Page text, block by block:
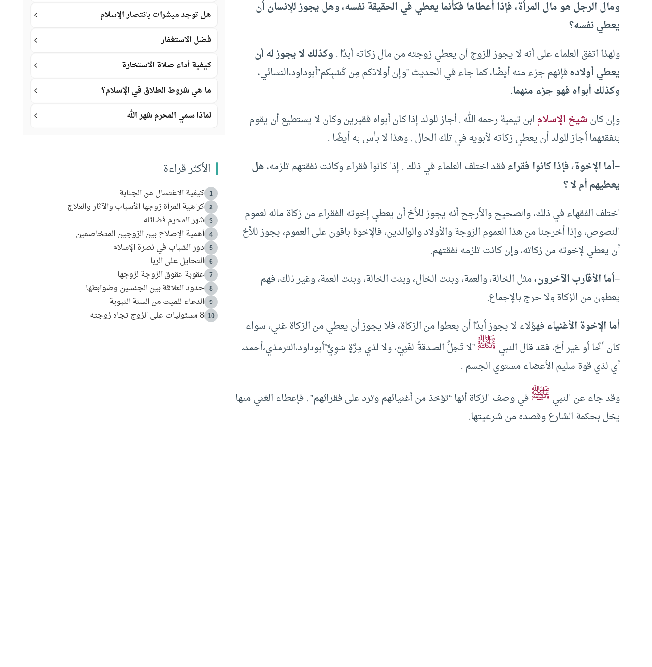
ومال الرجل هو مال المرأة، فإذا أعطاها فكأنما يعطي في الحقيقة نفسه، وهل يجوز للإنسان أن
يعطي نفسه؟
ولهذا اتفق العلماء على أنه لا يجوز للزوج أن يعطي زوجته من مال زكاته أبدًا .وكذلك لا يجوز له أن
يعطي أولادهفإنهم جزء منه أيضًا، كما جاء في الحديث ”وإن أولادَكم مِن كَسْبِكم”أبوداود،النسائي،
وكذلك أبواه فهو جزء منهما.
وإن كانشيخ الإسلامابن تيمية رحمه الله . أجاز للولد إذا كان أبواه فقيرين وكان لا يستطيع أن يقوم
بنفقتهما أجاز للولد أن يعطي زكاته لأبويه في تلك الحال . وهذا لا بأس به أيضًا .
–أما الإخوة، فإذا كانوا فقراءفقد اختلف العلماء في ذلك . إذا كانوا فقراء وكانت نفقتهم تلزمه،هل
يعطيهم أم لا ؟
اختلف الفقهاء في ذلك، والصحيح والأرجح أنه يجوز للأخ أن يعطي إخوته الفقراء من زكاة ماله لعموم
النصوص، وإذا أخرجنا من هذا العموم الزوجة والأولاد والوالدين، فالإخوة باقون على العموم، يجوز للأخ
أن يعطي لإخوته من زكاته، وإن كانت تلزمه نفقتهم.
–أما الأقارب الآخرون،مثل الخالة، والعمة، وبنت الخال، وبنت الخالة، وبنت العمة، وغير ذلك، فهم
يعطون من الزكاة ولا حرج بالإجماع.
أما الإخوة الأغنياءفهؤلاء لا يجوز أبدًا أن يعطوا من الزكاة، فلا يجوز أن يعطي من الزكاة غني، سواء
كان أخًا أو غير أخ، فقد قال النبيﷺ”لا تَحِلُّ الصدقةُ لغَنِيٍّ، ولا لذي مِرَّةٍ سَوِيٍّ”أبوداود،الترمذي،أحمد،
أي لذي قوة سليم الأعضاء مستوي الجسم .
وقد جاء عن النبيﷺفي وصف الزكاة أنها “تؤخذ من أغنيائهم وترد على فقرائهم” . فإعطاء الغني منها
يخل بحكمة الشارع وقصده من شرعيتها.
هل توجد مبشرات بانتصار الإسلام
فضل الاستغفار
كيفية أداء صلاة الاستخارة
ما هي شروط الطلاق في الإسلام؟
لماذا سمي المحرم شهر الله
الأكثر قراءة
1 كيفية الاغتسال من الجنابة
2 كراهية المرأة زوجها الأسباب والآثار والعلاج
3 شهر المحرم فضائله
4 أهمية الإصلاح بين الزوجين المتخاصمين
5 دور الشباب في نصرة الإسلام
6 التحايل على الربا
7 عقوبة عقوق الزوجة لزوجها
8 حدود العلاقة بين الجنسين وضوابطها
9 الدعاء للميت من السنة النبوية
10 8 مسئوليات على الزوج تجاه زوجته